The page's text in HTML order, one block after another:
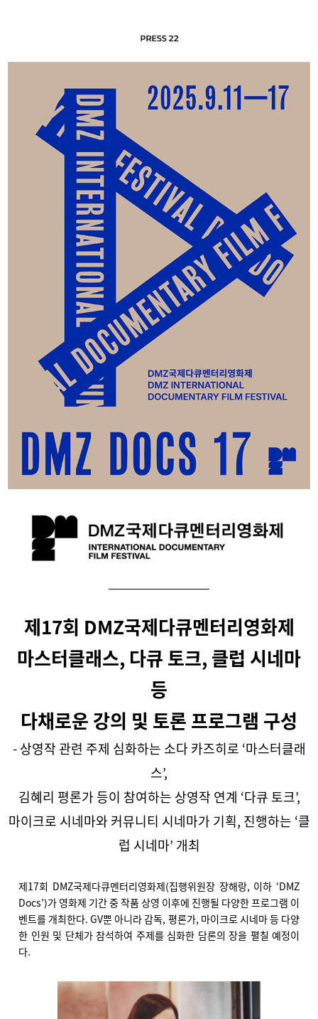
제17회 DMZ국제다큐멘터리영화제
마스터클래스, 다큐 토크, 클럽 시네마
등
다채로운 강의 및 토론 프로그램 구성
- 상영작 관련 주제 심화하는 소다 카즈히로 ‘마스터클래
스’,
김혜리 평론가 등이 참여하는 상영작 연계 ‘다큐 토크’,
마이크로 시네마와 커뮤니티 시네마가 기획, 진행하는 ‘클
럽 시네마’ 개최
제17회 DMZ국제다큐멘터리영화제(집행위원장 장해랑, 이하 ‘DMZ
Docs’)가 영화제 기간 중 작품 상영 이후에 진행될 다양한 프로그램 이
벤트를 개최한다. GV뿐 아니라 감독, 평론가, 마이크로 시네마 등 다양
한 인원 및 단체가 참석하여 주제를 심화한 담론의 장을 펼칠 예정이
다.